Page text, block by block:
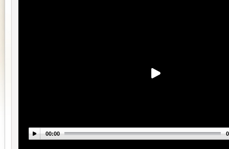
00:00